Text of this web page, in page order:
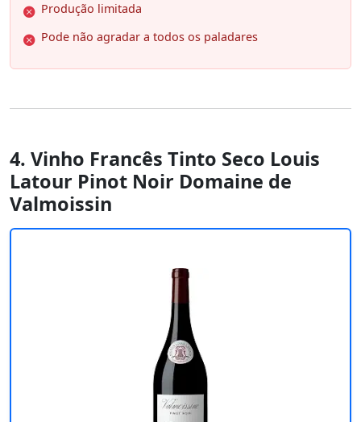
Produção limitada
Pode não agradar a todos os paladares
4. Vinho Francês Tinto Seco Louis
Latour Pinot Noir Domaine de
Valmoissin